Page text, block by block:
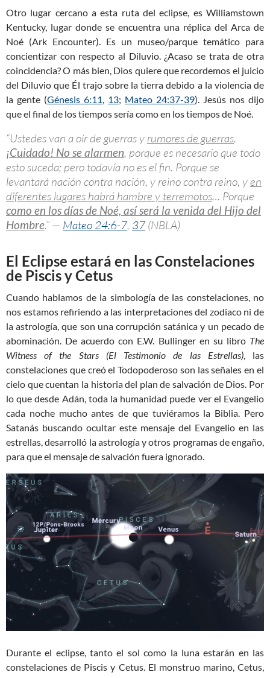
Otro lugar cercano a esta ruta del eclipse, es Williamstown
Kentucky, lugar donde se encuentra una réplica del Arca de
Noé (Ark Encounter). Es un museo/parque temático para
concientizar con respecto al Diluvio. ¿Acaso se trata de otra
coincidencia? O más bien, Dios quiere que recordemos el juicio
del Diluvio que Él trajo sobre la tierra debido a la violencia de
la gente (Génesis 6:11 13; Mateo 24:37-39). Jesús nos dijo
que el final de los tiempos sería como en los tiempos de Noé.
“Ustedes van a oír de guerras y rumores de guerras.
¡Cuidado! No se alarmen, porque es necesario que todo
esto suceda; pero todavía no es el fin. Porque se
levantará nación contra nación, y reino contra reino, yen
diferentes lugares habrá hambre y terremotos… Porque
como en los días de Noé, así será la venida del Hijo del
Hombre.” — Mateo 24:6-7, 37(NBLA)
El Eclipse estará en las Constelaciones
de Piscis y Cetus
Cuando hablamos de la simbología de las constelaciones, no
nos estamos refiriendo a las interpretaciones del zodiaco ni de
la astrología, que son una corrupción satánica y un pecado de
abominación. De acuerdo con E.W. Bullinger en su libro The
Witness of the Stars (El Testimonio de las Estrellas), las
constelaciones que creó el Todopoderoso son las señales en el
cielo que cuentan la historia del plan de salvación de Dios. Por
lo que desde Adán, toda la humanidad puede ver el Evangelio
cada noche mucho antes de que tuviéramos la Biblia. Pero
Satanás buscando ocultar este mensaje del Evangelio en las
estrellas, desarrolló la astrología y otros programas de engaño,
para que el mensaje de salvación fuera ignorado.
Durante el eclipse, tanto el sol como la luna estarán en las
constelaciones de Piscis y Cetus. El monstruo marino, Cetus,